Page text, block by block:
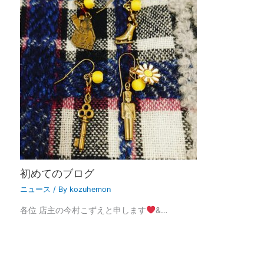
初めてのブログ
ニュース / By kozuhemon
各位 店主の今村こずえと申します &…